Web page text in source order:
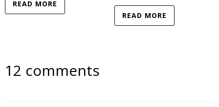
READ MORE
READ MORE
12 comments